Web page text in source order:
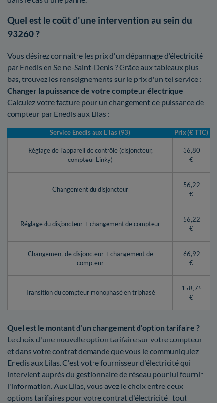
Quel est le coût d'une intervention au sein du
93260 ?
Vous désirez connaître les prix d'un dépannage d'électricité
par Enedis en Seine-Saint-Denis ? Grâce aux tableaux plus
bas, trouvez les renseignements sur le prix d'un tel service :
Changer la puissance de votre compteur électrique
Calculez votre facture pour un changement de puissance de
compteur par Enedis aux Lilas :
Service Enedis aux Lilas (93) Prix (€ TTC)
Réglage de l’appareil de contrôle (disjoncteur,
compteur Linky)
36,80
€
Changement du disjoncteur
56,22
€
Réglage du disjoncteur + changement de compteur
56,22
€
Changement de disjoncteur + changement de
compteur
66,92
€
Transition du compteur monophasé en triphasé
158,75
€
Quel est le montant d'un changement d'option tarifaire ?
Le choix d'une nouvelle option tarifaire sur votre compteur
et dans votre contrat demande que vous le communiquiez
Enedis aux Lilas. C'est votre fournisseur d'électricité qui
intervient auprès du gestionnaire de réseau pour lui fournir
l'information. Aux Lilas, vous avez le choix entre deux
options tarifaires pour votre contrat d'électricité : tout